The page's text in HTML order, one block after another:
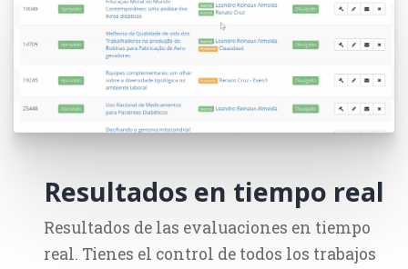
Resultados en tiempo real
Resultados de las evaluaciones en tiempo
real. Tienes el control de todos los trabajos